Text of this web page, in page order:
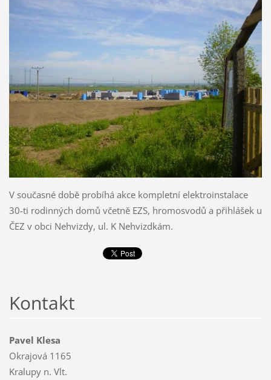
V současné době probíhá akce kompletní elektroinstalace
30-ti rodinných domů včetně EZS, hromosvodů a přihlášek u
ČEZ v obci Nehvizdy, ul. K Nehvizdkám.
Kontakt
Pavel Klesa
Okrajová 1165
Kralupy n. Vlt.